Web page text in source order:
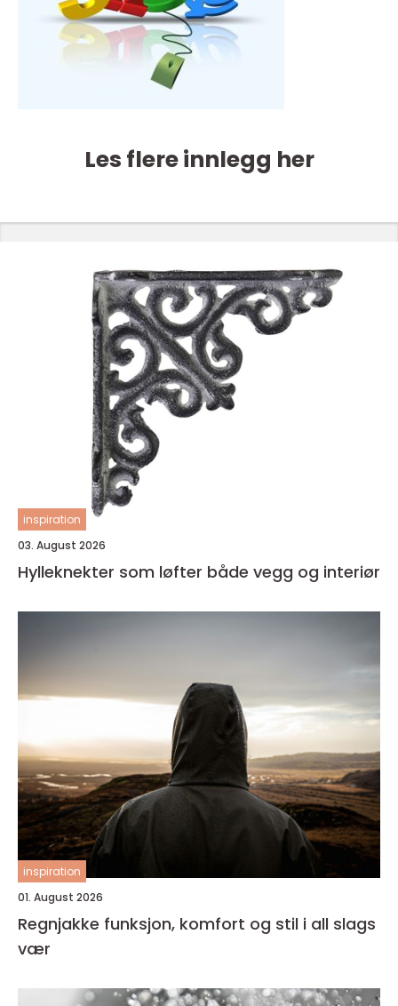
Les flere innlegg her
inspiration
03. August 2026
Hylleknekter som løfter både vegg og interiør
inspiration
01. August 2026
Regnjakke funksjon, komfort og stil i all slags
vær